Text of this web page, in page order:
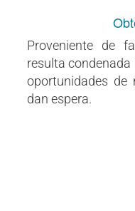
Proveniente de
resulta
oportunidades
dan espera.